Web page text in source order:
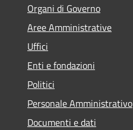
Organi di Governo
Aree Amministrative
Uffici
Enti e fondazioni
Politici
Personale Amministrativo
Documenti e dati